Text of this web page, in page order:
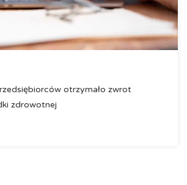
otrzymało zwrot
zdrowotnej